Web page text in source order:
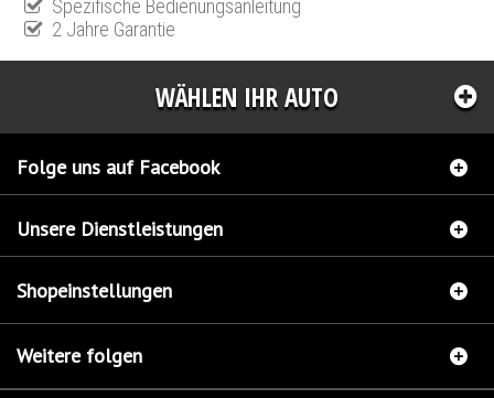
Spezifische Bedienungsanleitung
2 Jahre Garantie
WÄHLEN IHR AUTO
Folge uns auf Facebook
Unsere Dienstleistungen
Shopeinstellungen
Weitere folgen